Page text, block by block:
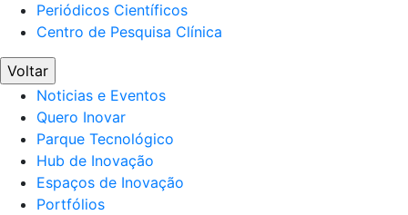
Periódicos Científicos
Centro de Pesquisa Clínica
Voltar
Noticias e Eventos
Quero Inovar
Parque Tecnológico
Hub de Inovação
Espaços de Inovação
Portfólios